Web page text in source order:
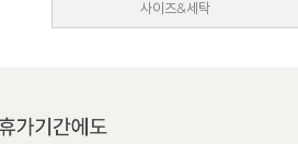
사이즈&세탁